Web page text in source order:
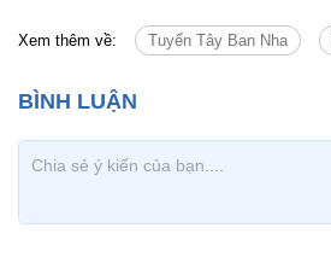
Xem thêm về: Tuyển Tây Ban Nha